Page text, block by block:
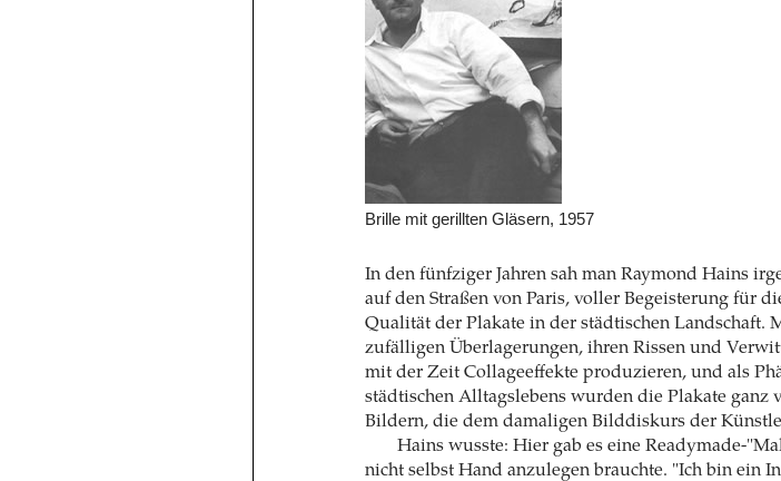
Brille mit gerillten Gläsern, 1957
In den fünfziger Jahren sah man Raymond Hains
auf den Straßen von Paris, voller Begeisterung für
Qualität der Plakate in der städtischen Landschaft.
zufälligen Überlagerungen, ihren Rissen und
mit der Zeit Collageeffekte produzieren, und als
städtischen Alltagslebens wurden die Plakate ganz
Bildern, die dem damaligen Bilddiskurs der
Hains wusste: Hier gab es eine Readymade-
nicht selbst Hand anzulegen brauchte. "Ich bin ein